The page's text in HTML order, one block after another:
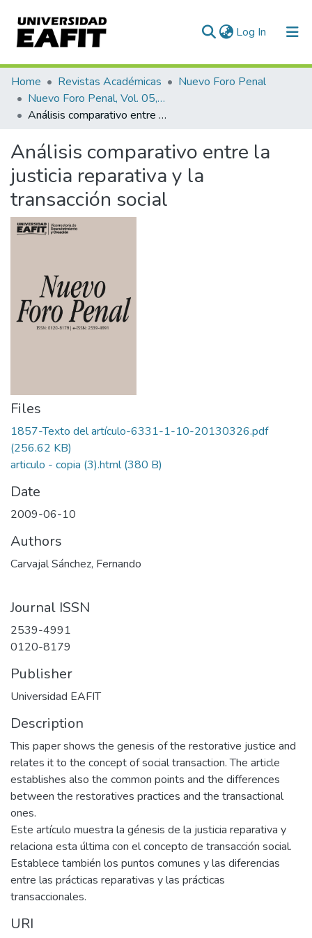
Log In (current)
Communities & Collections
All of DSpace
Home Revistas Académicas
Nuevo Foro Penal
Nuevo Foro Penal, Vol. 05, Núm. 72 (2009)
Análisis comparativo entre la justicia reparativa y la transacción social
Análisis comparativo entre la
justicia reparativa y la
transacción social
Files
1857-Texto del artículo-6331-1-10-20130326.pdf
(256.62 KB)
articulo - copia (3).html(380 B)
Date
2009-06-10
Authors
Carvajal Sánchez, Fernando
Journal ISSN
2539-4991
0120-8179
Publisher
Universidad EAFIT
Description
This paper shows the genesis of the restorative justice and
relates it to the concept of social transaction. The article
establishes also the common points and the differences
between the restoratives practices and the transactional
ones.
Este artículo muestra la génesis de la justicia reparativa y
relaciona esta última con el concepto de transacción social.
Establece también los puntos comunes y las diferencias
entre las prácticas reparativas y las prácticas
transaccionales.
URI